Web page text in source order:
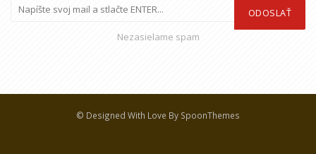
ODOSLAŤ
Nezasielame spam
© Designed With Love By SpoonThemes